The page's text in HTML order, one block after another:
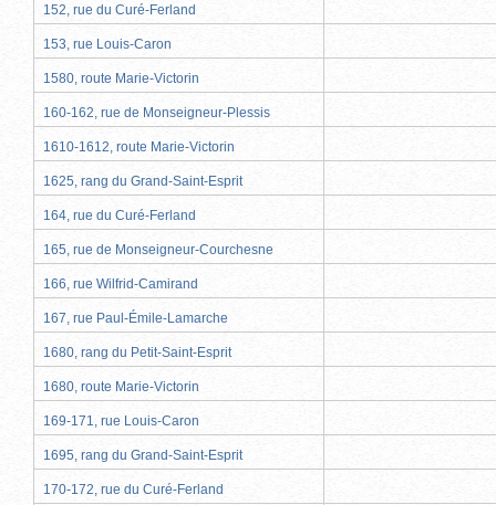
152, rue du Curé-Ferland
153, rue Louis-Caron
1580, route Marie-Victorin
160-162, rue de Monseigneur-Plessis
1610-1612, route Marie-Victorin
1625, rang du Grand-Saint-Esprit
164, rue du Curé-Ferland
165, rue de Monseigneur-Courchesne
166, rue Wilfrid-Camirand
167, rue Paul-Émile-Lamarche
1680, rang du Petit-Saint-Esprit
1680, route Marie-Victorin
169-171, rue Louis-Caron
1695, rang du Grand-Saint-Esprit
170-172, rue du Curé-Ferland